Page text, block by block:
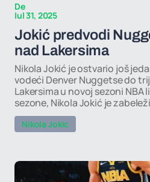
De
Iul 31, 2025
Jokić predvodi
nad Lakersima
Nikola Jokić je ostvario još
vodeći Denver Nuggetse do
Lakersima u novoj sezoni
sezone, Nikola Jokić je
Nikola Jokic